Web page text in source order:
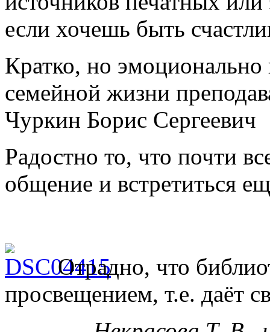
если хочешь быть
Кратко, но
семейной жизни
Чуркин Борис Сергеевич
Радостно то, что почти
общение и встретиться
Отрадно, что
просвещением, т.е. даёт